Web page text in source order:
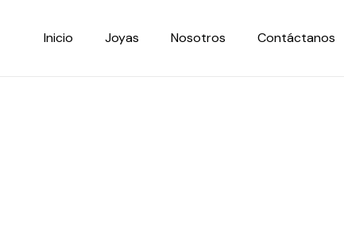
Inicio Joyas Nosotros Contáctanos